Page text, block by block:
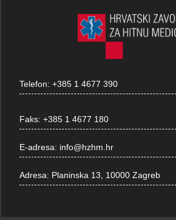
Telefon:+385 1 4677 390
Faks:+385 1 4677 180
E-adresa: info@hzhm.hr
Adresa: Planinska 13, 10000 Zagreb